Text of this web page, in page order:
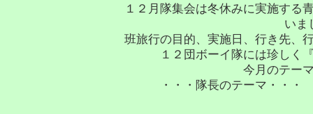
１２月隊集会は冬休みに実施する
いま
班旅行の目的、実施日、行き先、
１２団ボーイ隊には珍しく
今月のテー
・・・隊長のテーマ・・・